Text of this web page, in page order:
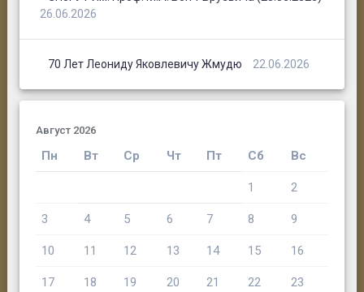
26.06.2026
70 Лет Леониду Яковлевичу Жмудю 22.06.2026
Август 2026
Пн Вт Ср Чт Пт Сб Вс
1 2
3 4 5 6 7 8 9
10 11 12 13 14 15 16
17 18 19 20 21 22 23